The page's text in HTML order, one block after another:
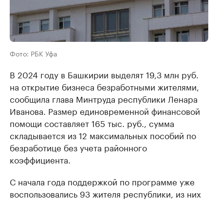
Фото: РБК Уфа
В 2024 году в Башкирии выделят 19,3 млн руб.
на открытие бизнеса безработными жителями,
сообщила глава Минтруда республики Ленара
Иванова. Размер единовременной финансовой
помощи составляет 165 тыс. руб., сумма
складывается из 12 максимальных пособий по
безработице без учета районного
коэффициента.
С начала года поддержкой по программе уже
воспользовались 93 жителя республики, из них